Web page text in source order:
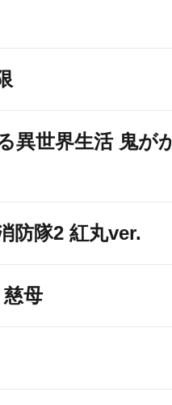
異世界生活 鬼が
防隊2 紅丸ver.
母